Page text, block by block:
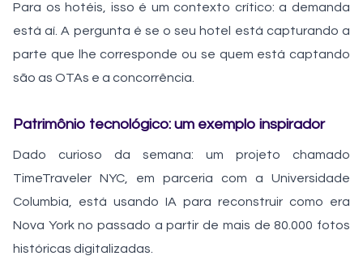
Para os hotéis, isso é um contexto crítico: a demanda
está aí. A pergunta é se o seu hotel está capturando a
parte que lhe corresponde ou se quem está captando
são as OTAs e a concorrência.
Patrimônio tecnológico: um exemplo inspirador
Dado curioso da semana: um projeto chamado
TimeTraveler NYC, em parceria com a Universidade
Columbia, está usando IA para reconstruir como era
Nova York no passado a partir de mais de 80.000 fotos
históricas digitalizadas.